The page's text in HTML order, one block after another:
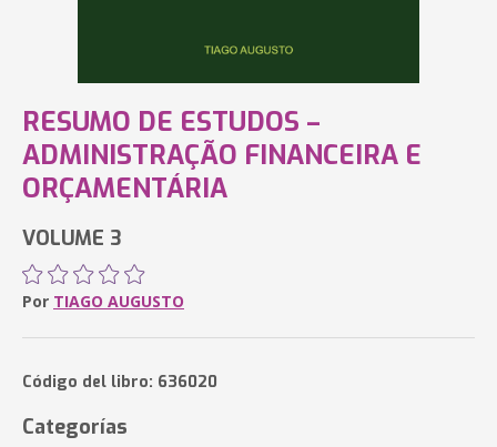
RESUMO DE ESTUDOS –
ADMINISTRAÇÃO FINANCEIRA E
ORÇAMENTÁRIA
VOLUME 3
Por TIAGO AUGUSTO
Código del libro: 636020
Categorías